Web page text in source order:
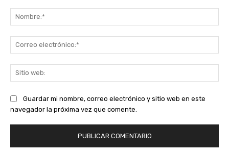
Guardar mi nombre, correo electrónico y sitio web en este
navegador la próxima vez que comente.